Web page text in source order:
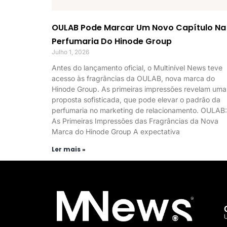
OULAB Pode Marcar Um Novo Capítulo Na
Perfumaria Do Hinode Group
Julho 1, 2026
Antes do lançamento oficial, o Multinível News teve
acesso às fragrâncias da OULAB, nova marca do
Hinode Group. As primeiras impressões revelam uma
proposta sofisticada, que pode elevar o padrão da
perfumaria no marketing de relacionamento. OULAB:
As Primeiras Impressões das Fragrâncias da Nova
Marca do Hinode Group A expectativa
Ler mais »